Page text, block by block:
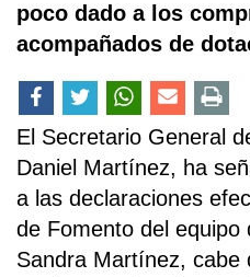
poco dado a los
acompañados de
El Secretario General
Daniel Martínez, ha
a las declaraciones
de Fomento del equipo
Sandra Martínez, cabe